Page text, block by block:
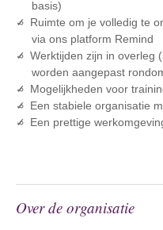
basis)
Ruimte om je volledig te
via ons platform Remind
Werktijden zijn in overleg
worden aangepast
Mogelijkheden voor
Een stabiele organisatie
Een prettige
Over de organisatie